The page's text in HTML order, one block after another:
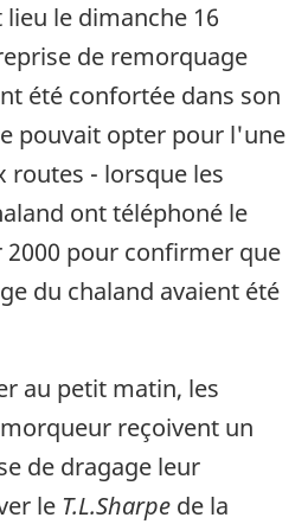
le dimanche 16
de remorquage
été confortée dans son
pouvait opter pour l'une
routes - lorsque les
ont téléphoné le
2000 pour confirmer que
du chaland avaient été
au petit matin, les
reçoivent un
de dragage leur
le T.L.Sharpe de la